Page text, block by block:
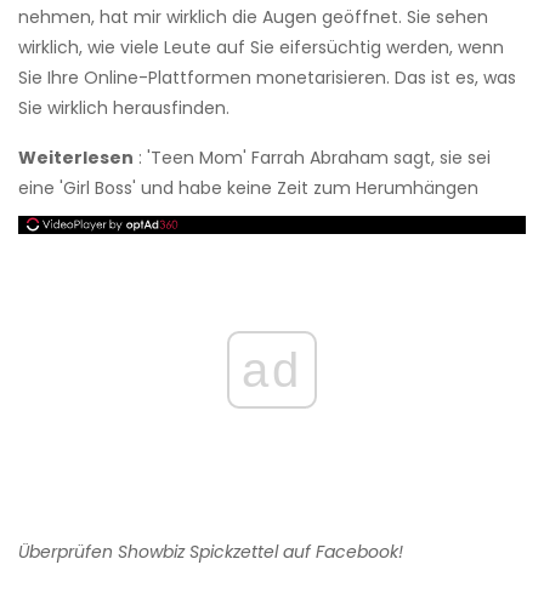
nehmen, hat mir wirklich die Augen geöffnet. Sie sehen
wirklich, wie viele Leute auf Sie eifersüchtig werden, wenn
Sie Ihre Online-Plattformen monetarisieren. Das ist es, was
Sie wirklich herausfinden.
Weiterlesen : 'Teen Mom' ​​Farrah Abraham sagt, sie sei
eine 'Girl Boss' und habe keine Zeit zum Herumhängen
ad
Überprüfen Showbiz Spickzettel auf Facebook!